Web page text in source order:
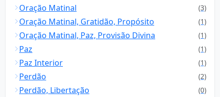
Oração Matinal (3)
Oração Matinal, Gratidão, Propósito (1)
Oração Matinal, Paz, Provisão Divina (1)
Paz (1)
Paz Interior (1)
Perdão (2)
Perdão, Libertação (0)